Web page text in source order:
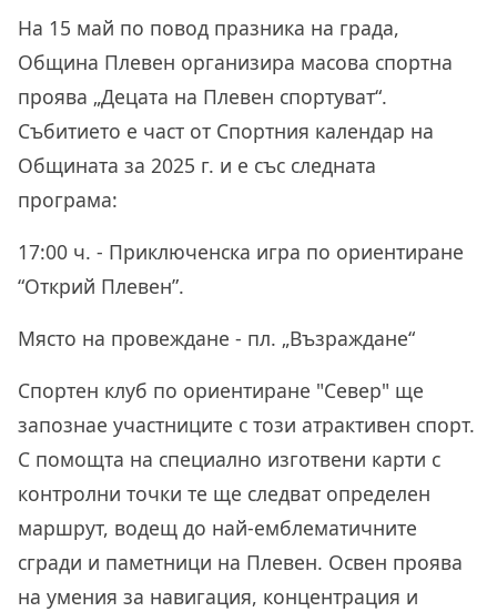
На 15 май по повод празника на града,
Община Плевен организира масова спортна
проява „Децата на Плевен спортуват“.
Събитието е част от Спортния календар на
Общината за 2025 г. и е със следната
програма:
17:00 ч. - Приключенска игра по ориентиране
“Открий Плевен”.
Място на провеждане - пл. „Възраждане“
Спортен клуб по ориентиране "Север" ще
запознае участниците с този атрактивен спорт.
С помощта на специално изготвени карти с
контролни точки те ще следват определен
маршрут, водещ до най-емблематичните
сгради и паметници на Плевен. Освен проява
на умения за навигация, концентрация и